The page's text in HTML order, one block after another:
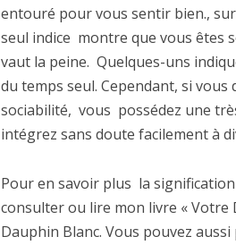
entouré pour vous sentir bien.,
seul indice montre que vous êtes
vaut la peine. Quelques-uns
du temps seul. Cependant, si
sociabilité, vous possédez une
intégrez sans doute facilement à
Pour en savoir plus la
consulter ou lire mon livre « Votre
Dauphin Blanc. Vous pouvez